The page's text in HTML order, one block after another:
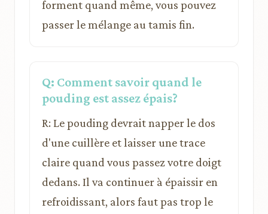
forment quand même, vous pouvez
passer le mélange au tamis fin.
Q: Comment savoir quand le
pouding est assez épais?
R: Le pouding devrait napper le dos
d'une cuillère et laisser une trace
claire quand vous passez votre doigt
dedans. Il va continuer à épaissir en
refroidissant, alors faut pas trop le